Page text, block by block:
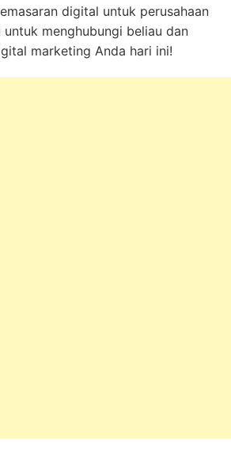
digital untuk perusahaan
untuk menghubungi beliau dan
marketing Anda hari ini!